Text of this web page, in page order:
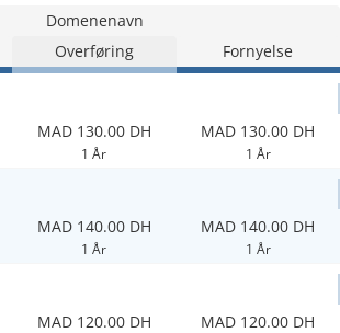
Domenenavn
Overføring Fornyelse
MAD 130.00 DH
1 År
MAD 130.00 DH
1 År
MAD 140.00 DH
1 År
MAD 140.00 DH
1 År
MAD 120.00 DH MAD 120.00 DH